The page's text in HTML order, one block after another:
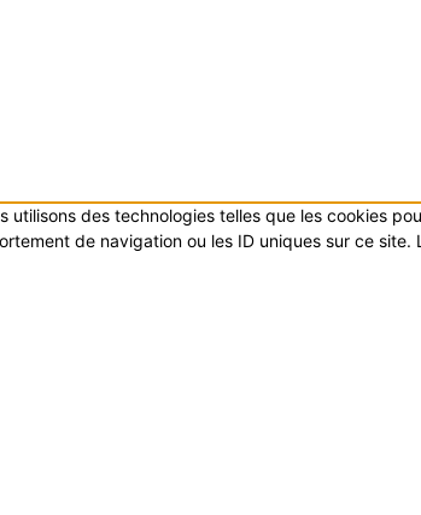
utilisons des technologies telles que les cookies
de navigation ou les ID uniques sur ce